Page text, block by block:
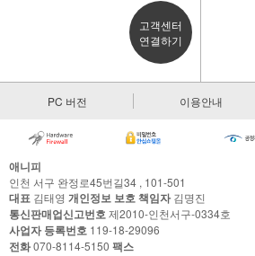
고객센터
연결하기
PC 버전 이용안내
애니피
인천 서구 완정로45번길34 , 101-501
대표 김태영 개인정보 보호 책임자김명진
통신판매업신고번호제2010-인천서구-0334호
사업자 등록번호 119-18-29096
전화070-8114-5150 팩스